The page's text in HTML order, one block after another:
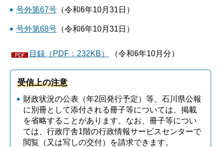
号外第67号（令和6年10月31日）
号外第68号（令和6年10月31日）
目録（PDF：232KB） （令和6年10月分）
受信上の注意
財政状況の公表（年2回発行予定）等、石川県公報
に別冊として添付される冊子等については、掲載
を省略することがあります。なお、冊子等につい
ては、行政庁舎1階の行政情報サービスセンターで
閲覧（又は写しの交付）を請求できます。